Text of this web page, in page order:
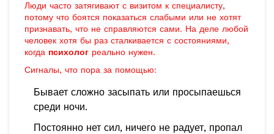
Люди часто затягивают с визитом к специалисту,
потому что боятся показаться слабыми или не хотят
признавать, что не справляются сами. На деле любой
человек хотя бы раз сталкивается с состояниями,
когда психолог реально нужен.
Сигналы, что пора за помощью:
Бывает сложно засыпать или просыпаешься
среди ночи.
Постоянно нет сил, ничего не радует, пропал